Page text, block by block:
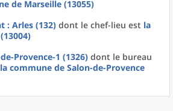
de Marseille (13055)
: Arles (132) dont le chef-lieu est la
Provence-1 (1326) dont le bureau
la commune de Salon-de-Provence